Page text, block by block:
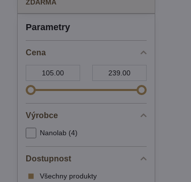
Parametry
Cena
Výrobce
Nanolab (4)
Dostupnost
Všechny produkty
ZDARMA